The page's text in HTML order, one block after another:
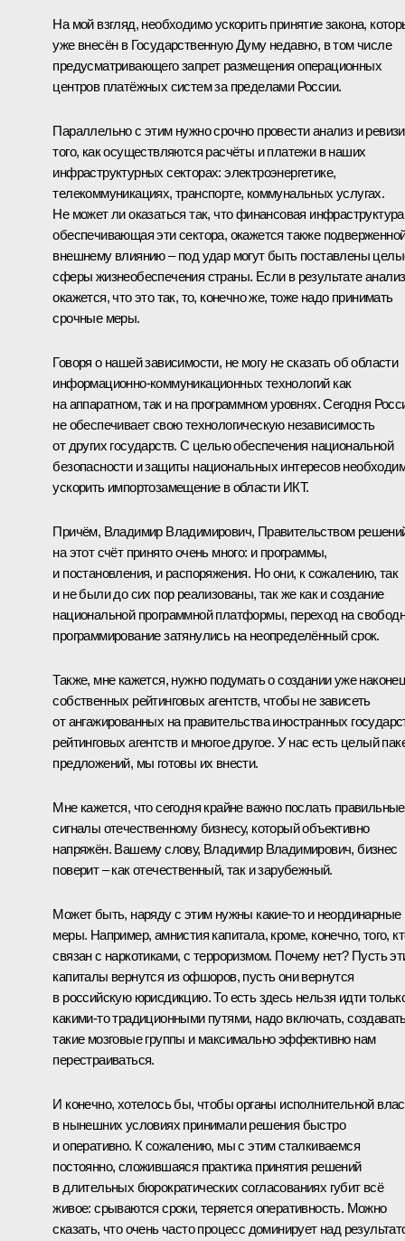
На мой взгляд, необходимо ускорить принятие закона,
уже внесён в Государственную Думу недавно, в том числе
предусматривающего запрет размещения операционных
центров платёжных систем за пределами России.
Параллельно с этим нужно срочно провести анализ и
того, как осуществляются расчёты и платежи в наших
инфраструктурных секторах: электроэнергетике,
телекоммуникациях, транспорте, коммунальных услугах.
Не может ли оказаться так, что финансовая
обеспечивающая эти сектора, окажется также
внешнему влиянию – под удар могут быть поставлены
сферы жизнеобеспечения страны. Если в результате
окажется, что это так, то, конечно же, тоже надо принимать
срочные меры.
Говоря о нашей зависимости, не могу не сказать об области
информационно-коммуникационных технологий как
на аппаратном, так и на программном уровнях. Сегодня
не обеспечивает свою технологическую независимость
от других государств. С целью обеспечения национальной
безопасности и защиты национальных интересов
ускорить импортозамещение в области ИКТ.
Причём, Владимир Владимирович, Правительством
на этот счёт принято очень много: и программы,
и постановления, и распоряжения. Но они, к сожалению, так
и не были до сих пор реализованы, так же как и создание
национальной программной платформы, переход на
программирование затянулись на неопределённый срок.
Также, мне кажется, нужно подумать о создании уже
собственных рейтинговых агентств, чтобы не зависеть
от ангажированных на правительства иностранных
рейтинговых агентств и многое другое. У нас есть целый
предложений, мы готовы их внести.
Мне кажется, что сегодня крайне важно послать правильные
сигналы отечественному бизнесу, который объективно
напряжён. Вашему слову, Владимир Владимирович, бизнес
поверит – как отечественный, так и зарубежный.
Может быть, наряду с этим нужны какие‑то и неординарные
меры. Например, амнистия капитала, кроме, конечно, того,
связан с наркотиками, с терроризмом. Почему нет? Пусть
капиталы вернутся из офшоров, пусть они вернутся
в российскую юрисдикцию. То есть здесь нельзя идти
какими‑то традиционными путями, надо включать,
такие мозговые группы и максимально эффективно нам
перестраиваться.
И конечно, хотелось бы, чтобы органы исполнительной
в нынешних условиях принимали решения быстро
и оперативно. К сожалению, мы с этим сталкиваемся
постоянно, сложившаяся практика принятия решений
в длительных бюрократических согласованиях губит всё
живое: срываются сроки, теряется оперативность. Можно
сказать, что очень часто процесс доминирует над